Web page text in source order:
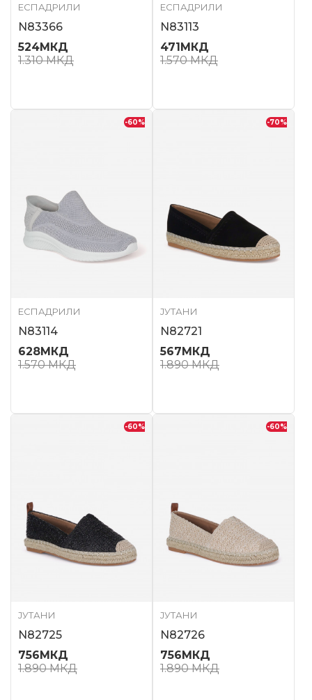
ЕСПАДРИЛИ
N83366
524МКД
1.310МКД
ЕСПАДРИЛИ
N83113
471МКД
1.570МКД
-60%
ЕСПАДРИЛИ
N83114
628МКД
1.570МКД
-70%
ЈУТАНИ
N82721
567МКД
1.890МКД
-60%
ЈУТАНИ
N82725
756МКД
1.890МКД
-60%
ЈУТАНИ
N82726
756МКД
1.890МКД